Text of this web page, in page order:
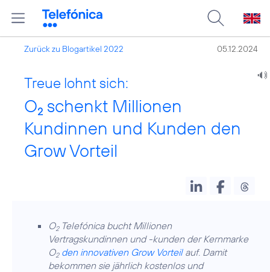
Zurück zu Blogartikel 2022 05.12.2024
Treue lohnt sich:
O2 schenkt Millionen
Kundinnen und Kunden den
Grow Vorteil
O2Telefónica bucht Millionen
Vertragskundinnen und -kunden der Kernmarke
O2 den innovativen Grow Vorteilauf. Damit
bekommen sie jährlich kostenlos und